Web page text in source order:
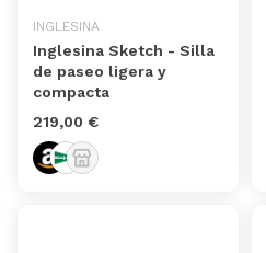
INGLESINA
Inglesina Sketch - Silla
de paseo ligera y
compacta
219,00 €